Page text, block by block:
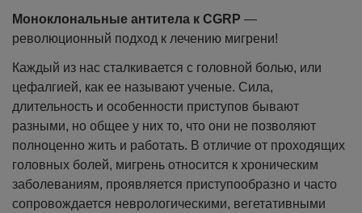
Моноклональные антитела к CGRP —
революционный подход к лечению мигрени!
Каждый из нас сталкивается с головной болью, или
цефалгией, как ее называют ученые. Сила,
длительность и особенности приступов бывают
разными, но общее у них то, что они не позволяют
полноценно жить и работать. В отличие от проходящих
головных болей, мигрень относится к хроническим
заболеваниям, проявляется приступообразно и часто
сопровождается неврологическими, вегетативными